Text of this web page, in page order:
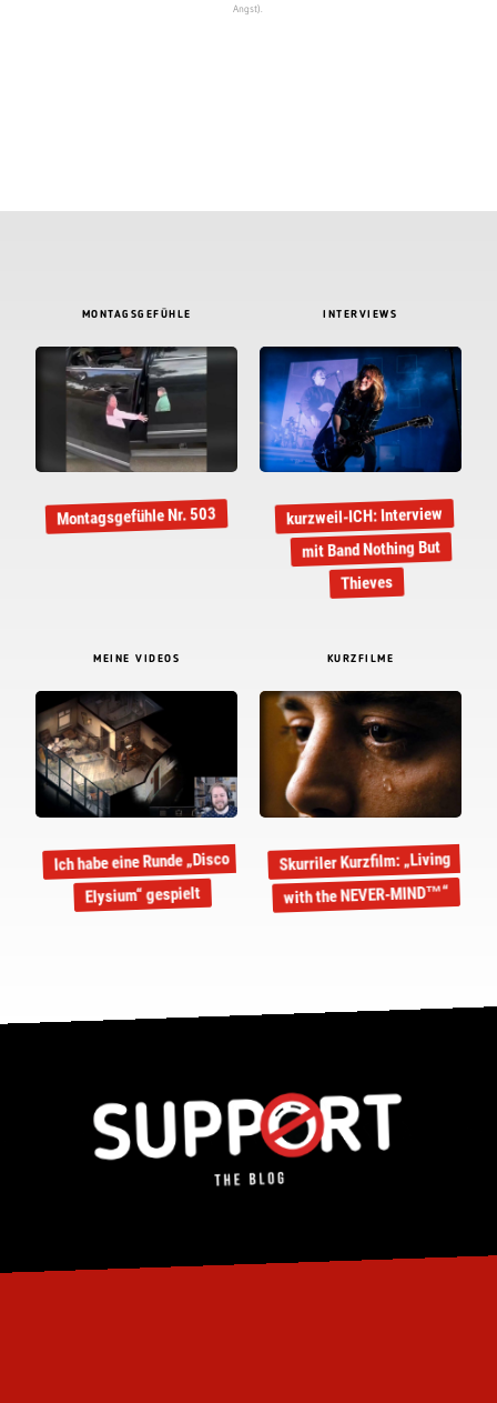
Angst).
MONTAGSGEFÜHLE
Montagsgefühle Nr. 503
INTERVIEWS
kurzweil-ICH: Interview
mit Band Nothing But
Thieves
MEINE VIDEOS
Ich habe eine Runde „Disco
Elysium“ gespielt
KURZFILME
Skurriler Kurzfilm: „Living
with the NEVER-MIND™“